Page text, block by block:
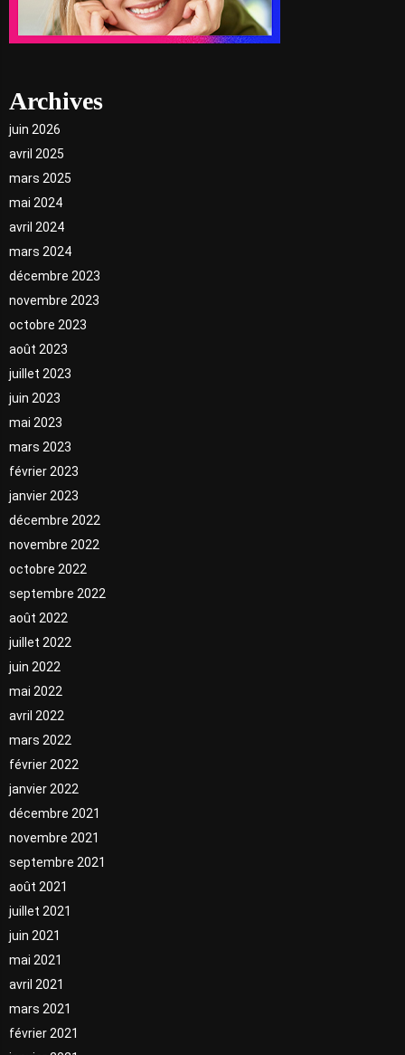
Archives
juin 2026
avril 2025
mars 2025
mai 2024
avril 2024
mars 2024
décembre 2023
novembre 2023
octobre 2023
août 2023
juillet 2023
juin 2023
mai 2023
mars 2023
février 2023
janvier 2023
décembre 2022
novembre 2022
octobre 2022
septembre 2022
août 2022
juillet 2022
juin 2022
mai 2022
avril 2022
mars 2022
février 2022
janvier 2022
décembre 2021
novembre 2021
septembre 2021
août 2021
juillet 2021
juin 2021
mai 2021
avril 2021
mars 2021
février 2021